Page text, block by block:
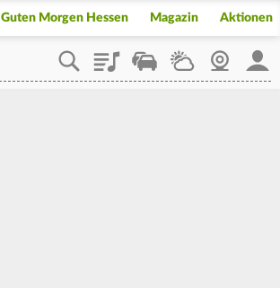
Guten Morgen Hessen Magazin Aktionen
PlaylistStaupilotWetterWebcam